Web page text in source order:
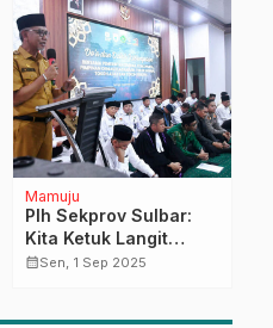
Mamuju
Plh Sekprov Sulbar:
Kita Ketuk Langit
Melalui Doa untuk
calendar_monthSen, 1 Sep 2025